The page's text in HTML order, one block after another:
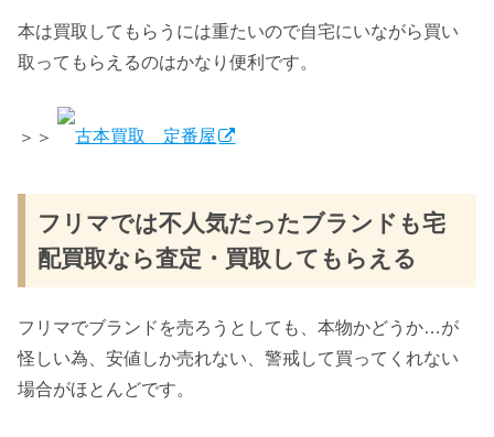
本は買取してもらうには重たいので自宅にいながら買い
取ってもらえるのはかなり便利です。
＞＞ 古本買取 定番屋
フリマでは不人気だったブランドも宅
配買取なら査定・買取してもらえる
フリマでブランドを売ろうとしても、本物かどうか…が
怪しい為、安値しか売れない、警戒して買ってくれない
場合がほとんどです。